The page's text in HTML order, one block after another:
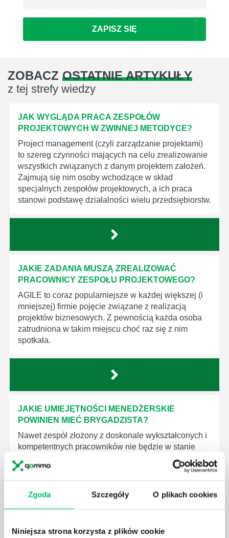
Zgoda Szczegóły O plikach cookies
Niniejsza strona korzysta z plików cookie
ZAPISZ SIĘ
ZOBACZ OSTATNIE ARTYKUŁY
z tej strefy wiedzy
JAK WYGLĄDA PRACA ZESPOŁÓW
PROJEKTOWYCH W ZWINNEJ METODYCE?
Project management (czyli zarządzanie projektami)
to szereg czynności mających na celu zrealizowanie
wszystkich związanych z danym projektem założeń.
Zajmują się nim osoby wchodzące w skład
specjalnych zespołów projektowych, a ich praca
stanowi podstawę działalności wielu przedsiębiorstw.
JAKIE ZADANIA MUSZĄ ZREALIZOWAĆ
PRACOWNICY ZESPOŁU PROJEKTOWEGO?
AGILE to coraz popularniejsze w każdej większej (i
mniejszej) firmie pojęcie związane z realizacją
projektów biznesowych. Z pewnością każda osoba
zatrudniona w takim miejscu choć raz się z nim
spotkała.
JAKIE UMIEJĘTNOŚCI MENEDŻERSKIE
POWINIEN MIEĆ BRYGADZISTA?
Nawet zespół złożony z doskonale wykształconych i
kompetentnych pracowników nie będzie w stanie
sprawnie realizować swoich zadań, jeśli zabraknie w
nim odpowiedniego kierownictwa. Zawsze
czynności wykonywane przez pracowników.